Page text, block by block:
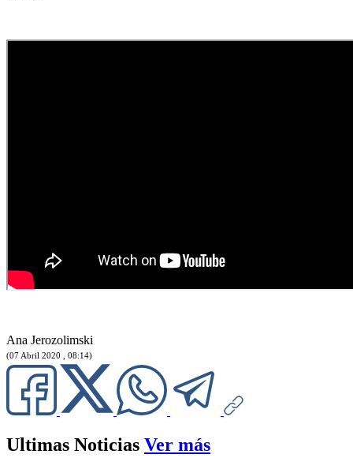
Ana Jerozolimski
(07 Abril 2020 , 08:14)
Ultimas Noticias Ver más